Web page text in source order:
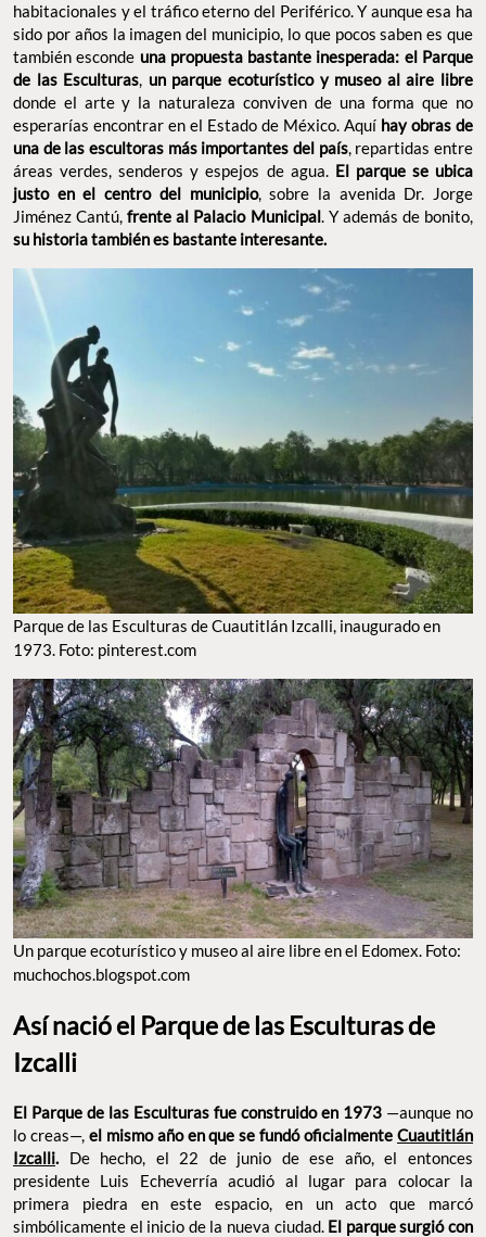
habitacionales y el tráfico eterno del Periférico. Y aunque esa ha
sido por años la imagen del municipio, lo que pocos saben es que
también esconde una propuesta bastante inesperada: el Parque
de las Esculturas, un parque ecoturístico y museo al aire libre
donde el arte y la naturaleza conviven de una forma que no
esperarías encontrar en el Estado de México. Aquí hay obras de
una de las escultoras más importantes del país, repartidas entre
áreas verdes, senderos y espejos de agua. El parque se ubica
justo en el centro del municipio, sobre la avenida Dr. Jorge
Jiménez Cantú,frente al Palacio Municipal. Y además de bonito,
su historia también es bastante interesante.
Parque de las Esculturas de Cuautitlán Izcalli, inaugurado en
1973. Foto: pinterest.com
Un parque ecoturístico y museo al aire libre en el Edomex. Foto:
muchochos.blogspot.com
Así nació el Parque de las Esculturas de
Izcalli
El Parque de las Esculturas fue construido en 1973 —aunque no
lo creas—, el mismo año en que se fundó oficialmenteCuautitlán
Izcalli. De hecho, el 22 de junio de ese año, el entonces
presidente Luis Echeverría acudió al lugar para colocar la
primera piedra en este espacio, en un acto que marcó
simbólicamente el inicio de la nueva ciudad. El parque surgió con